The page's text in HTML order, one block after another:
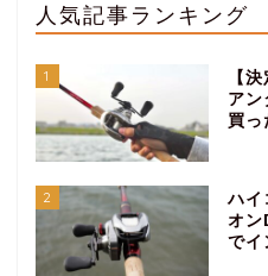
人気記事ランキング
1
【
アン
買っ
2
ハイ
オン
でイ